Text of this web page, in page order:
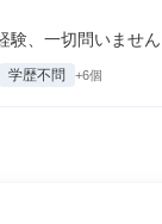
、一切問いません
学歴不問 +6個